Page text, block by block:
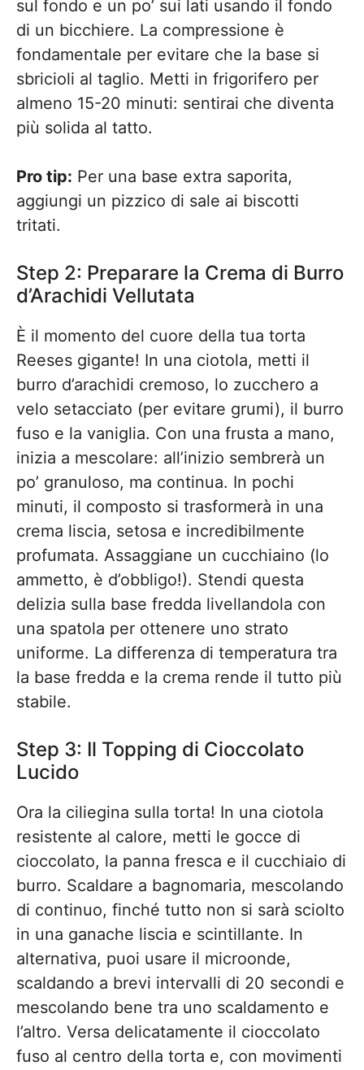
sul fondo e un po’ sui lati usando il fondo
di un bicchiere. La compressione è
fondamentale per evitare che la base si
sbricioli al taglio. Metti in frigorifero per
almeno 15-20 minuti: sentirai che diventa
più solida al tatto.
Pro tip: Per una base extra saporita,
aggiungi un pizzico di sale ai biscotti
tritati.
Step 2: Preparare la Crema di Burro
d’Arachidi Vellutata
È il momento del cuore della tua torta
Reeses gigante! In una ciotola, metti il
burro d’arachidi cremoso, lo zucchero a
velo setacciato (per evitare grumi), il burro
fuso e la vaniglia. Con una frusta a mano,
inizia a mescolare: all’inizio sembrerà un
po’ granuloso, ma continua. In pochi
minuti, il composto si trasformerà in una
crema liscia, setosa e incredibilmente
profumata. Assaggiane un cucchiaino (lo
ammetto, è d’obbligo!). Stendi questa
delizia sulla base fredda livellandola con
una spatola per ottenere uno strato
uniforme. La differenza di temperatura tra
la base fredda e la crema rende il tutto più
stabile.
Step 3: Il Topping di Cioccolato
Lucido
Ora la ciliegina sulla torta! In una ciotola
resistente al calore, metti le gocce di
cioccolato, la panna fresca e il cucchiaio di
burro. Scaldare a bagnomaria, mescolando
di continuo, finché tutto non si sarà sciolto
in una ganache liscia e scintillante. In
alternativa, puoi usare il microonde,
scaldando a brevi intervalli di 20 secondi e
mescolando bene tra uno scaldamento e
l’altro. Versa delicatamente il cioccolato
fuso al centro della torta e, con movimenti